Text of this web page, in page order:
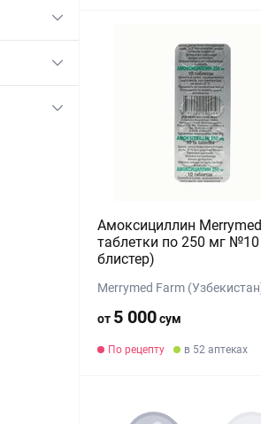
Амоксициллин
таблетки по 250 мг №10
блистер)
Merrymed Farm
от 5 000сум
По рецепту в 52 аптеках